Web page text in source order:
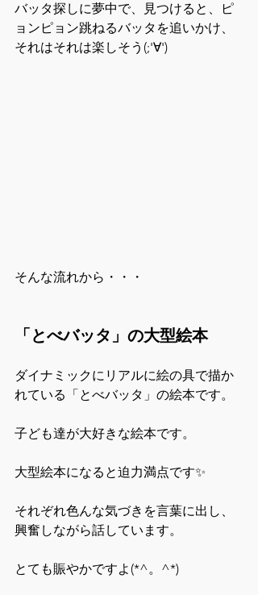
バッタ探しに夢中で、見つけると、ピ
ョンピョン跳ねるバッタを追いかけ、
それはそれは楽しそう(;'∀')
そんな流れから・・・
「とべバッタ」の大型絵本
ダイナミックにリアルに絵の具で描か
れている「とべバッタ」の絵本です。
子ども達が大好きな絵本です。
大型絵本になると迫力満点です✨
それぞれ色んな気づきを言葉に出し、
興奮しながら話しています。
とても賑やかですよ(*^。^*)